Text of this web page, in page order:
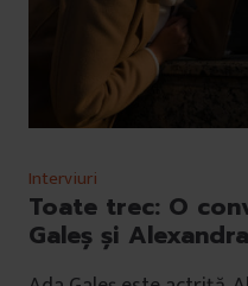
Interviuri
Toate trec: O
Galeș și